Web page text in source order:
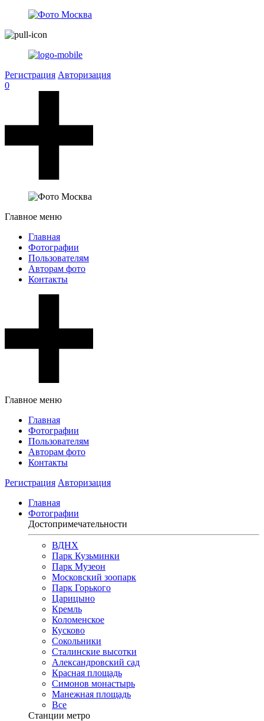
Регистрация Авторизация
0
Главное меню
Главная
Фотографии
Пользователям
Авторам фото
Контакты
Главное меню
Главная
Фотографии
Пользователям
Авторам фото
Контакты
Регистрация Авторизация
Главная
Фотографии
Достопримечательности
ВДНХ
Парк Кузьминки
Парк Музеон
Московский зоопарк
Парк Горького
Царицыно
Кремль
Коломенское
Кусково
Сокольники
Сталинские высотки
Александровский сад
Красная площадь
Симонов монастырь
Манежная площадь
Все
Станции метро